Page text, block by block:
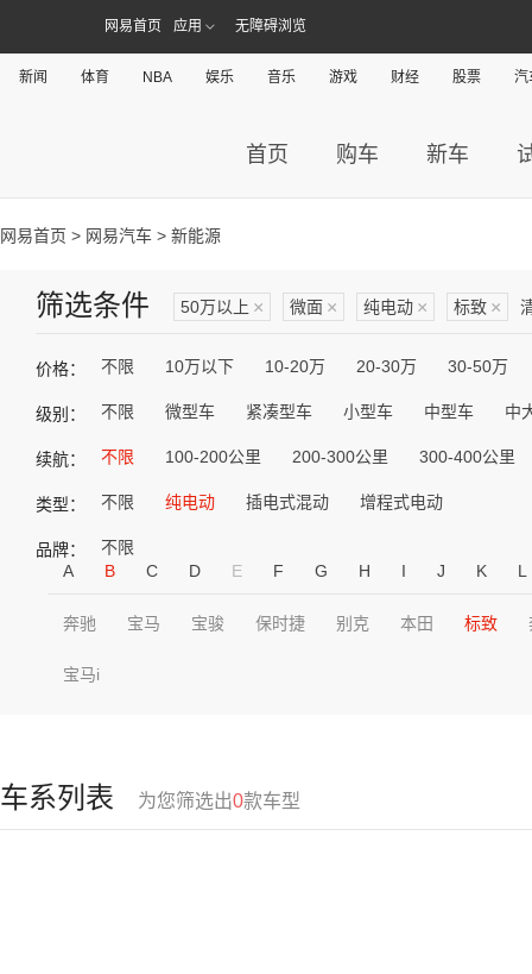
网易首页 应用 无障碍浏览
新闻 体育 NBA 娱乐 音乐 游戏 财经 股票 汽
首页 购车 新车
网易首页 > 网易汽车 > 新能源
筛选条件 50万以上 × 微面 × 纯电动 × 标致 ×
价格： 不限 10万以下 10-20万 20-30万 30-50万
级别： 不限 微型车 紧凑型车 小型车 中型车 中
续航： 不限 100-200公里 200-300公里 300-400公里
类型： 不限 纯电动 插电式混动 增程式电动
品牌：
不限
A
B C D E F G H I J K L
奔驰 宝马 宝骏 保时捷 别克 本田 标致
宝马i
车系列表 为您筛选出0款车型